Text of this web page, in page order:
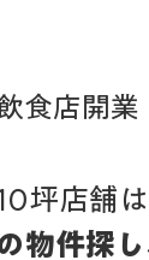
食店開業
坪店舗
物件探